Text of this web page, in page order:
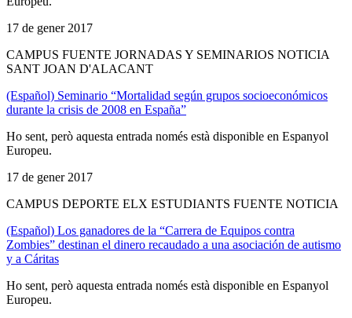
17 de gener 2017
CAMPUS FUENTE JORNADAS Y SEMINARIOS NOTICIA
SANT JOAN D'ALACANT
(Español) Seminario “Mortalidad según grupos socioeconómicos
durante la crisis de 2008 en España”
Ho sent, però aquesta entrada només està disponible en Espanyol
Europeu.
17 de gener 2017
CAMPUS DEPORTE ELX ESTUDIANTS FUENTE NOTICIA
(Español) Los ganadores de la “Carrera de Equipos contra
Zombies” destinan el dinero recaudado a una asociación de autismo
y a Cáritas
Ho sent, però aquesta entrada només està disponible en Espanyol
Europeu.